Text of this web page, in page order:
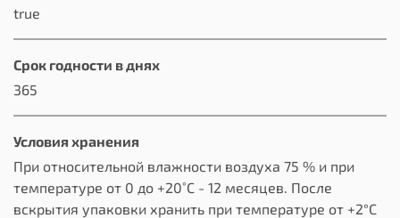
true
Срок годности в днях
365
Условия хранения
При относительной влажности воздуха 75 % и при
температуре от 0 до +20˚С - 12 месяцев. После
вскрытия упаковки хранить при температуре от +2°С